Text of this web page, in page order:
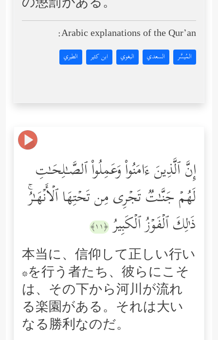
Arabic explanations of the Qur’an:
المُيسَّر السعدي البغوي ابن كثير الطبري
إِنَّ ٱلَّذِینَ ءَامَنُواْ وَعَمِلُواْ ٱلصَّـٰلِحَـٰتِ
لَهُمۡ جَنَّـٰتࣱ تَجۡرِی مِن تَحۡتِهَا ٱلۡأَنۡهَـٰرُۚ
ذَ ٰ⁠لِكَ ٱلۡفَوۡزُ ٱلۡكَبِیرُ ﴿١١﴾
本当に、信仰して正しい行い
*を行う者たち、彼らにこそ
は、その下から河川が流れ
る楽園がある。それは大い
なる勝利なのだ。